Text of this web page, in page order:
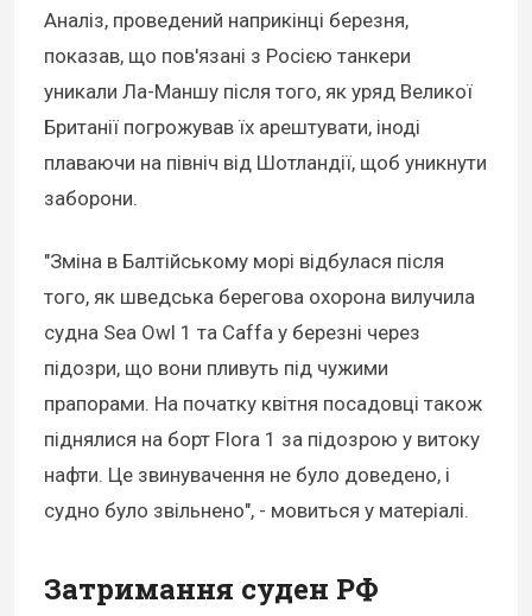
Аналіз, проведений наприкінці березня,
показав, що пов'язані з Росією танкери
уникали Ла-Маншу після того, як уряд Великої
Британії погрожував їх арештувати, іноді
плаваючи на північ від Шотландії, щоб уникнути
заборони.
"Зміна в Балтійському морі відбулася після
того, як шведська берегова охорона вилучила
судна Sea Owl 1 та Caffa у березні через
підозри, що вони пливуть під чужими
прапорами. На початку квітня посадовці також
піднялися на борт Flora 1 за підозрою у витоку
нафти. Це звинувачення не було доведено, і
судно було звільнено", - мовиться у матеріалі.
Затримання суден РФ